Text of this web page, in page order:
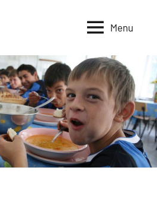
Menu